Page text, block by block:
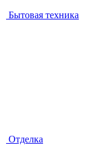
Бытовая техника
Отделка